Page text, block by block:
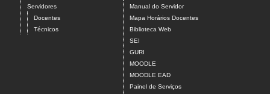
Servidores
Docentes
Técnicos
Manual do Servidor
Mapa Horários Docentes
Biblioteca Web
SEI
GURI
MOODLE
MOODLE EAD
Painel de Serviços